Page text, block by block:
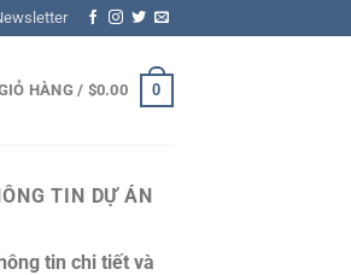
HÀNG / $0.00 0
TIN DỰ ÁN
tin chi tiết và